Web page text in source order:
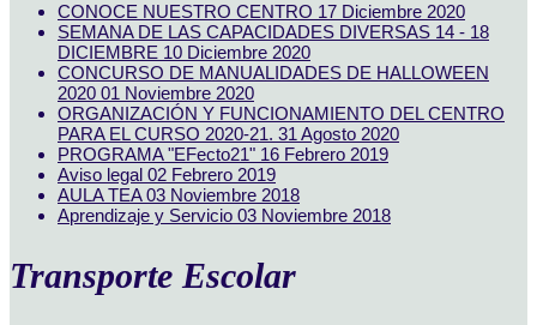
CONOCE NUESTRO CENTRO 17 Diciembre 2020
SEMANA DE LAS CAPACIDADES DIVERSAS 14 - 18
DICIEMBRE 10 Diciembre 2020
CONCURSO DE MANUALIDADES DE HALLOWEEN
2020 01 Noviembre 2020
ORGANIZACIÓN Y FUNCIONAMIENTO DEL CENTRO
PARA EL CURSO 2020-21. 31 Agosto 2020
PROGRAMA "EFecto21" 16 Febrero 2019
Aviso legal 02 Febrero 2019
AULA TEA03 Noviembre 2018
Aprendizaje y Servicio 03 Noviembre 2018
Transporte Escolar